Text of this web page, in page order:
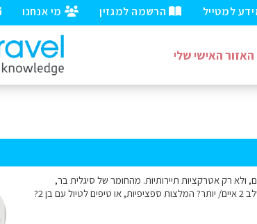
מי אנחנו הרשמה למגזין למטייל
האזור האישי שלי
ולא רק אטרקציות תיירותיות. מהחומר של סיגלית בר,
התרשמנו מקוואי מאוד, אבל גם מהאי הגדול ומאווי. לחופשה של 12 ימים האם כדאי לשלב 2 איים/ יותר? המלצות ספציפיות, או טיפים לטיול עם בן 2?